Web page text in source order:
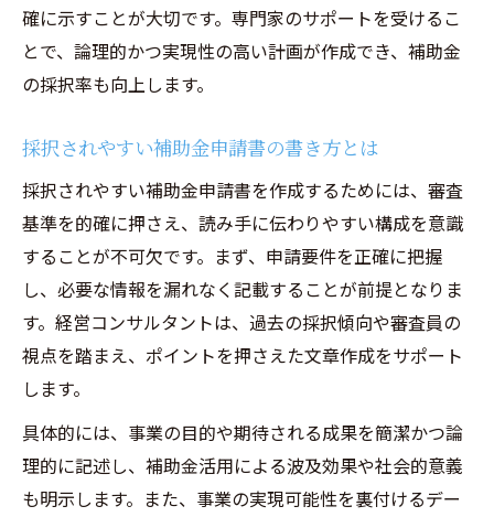
確に示すことが大切です。専門家のサポートを受けるこ
とで、論理的かつ実現性の高い計画が作成でき、補助金
の採択率も向上します。
採択されやすい補助金申請書の書き方とは
採択されやすい補助金申請書を作成するためには、審査
基準を的確に押さえ、読み手に伝わりやすい構成を意識
することが不可欠です。まず、申請要件を正確に把握
し、必要な情報を漏れなく記載することが前提となりま
す。経営コンサルタントは、過去の採択傾向や審査員の
視点を踏まえ、ポイントを押さえた文章作成をサポート
します。
具体的には、事業の目的や期待される成果を簡潔かつ論
理的に記述し、補助金活用による波及効果や社会的意義
も明示します。また、事業の実現可能性を裏付けるデー